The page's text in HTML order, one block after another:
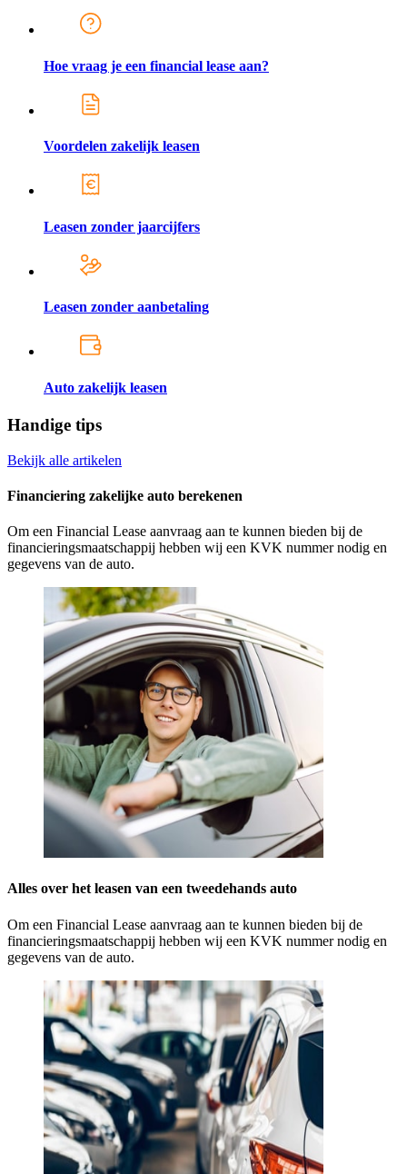
Hoe vraag je een financial lease aan?
Voordelen zakelijk leasen
Leasen zonder jaarcijfers
Leasen zonder aanbetaling
Auto zakelijk leasen
Handige tips
Bekijk alle artikelen
Financiering zakelijke auto berekenen
Om een Financial Lease aanvraag aan te kunnen bieden bij de
financieringsmaatschappij hebben wij een KVK nummer nodig en
gegevens van de auto.
Alles over het leasen van een tweedehands auto
Om een Financial Lease aanvraag aan te kunnen bieden bij de
financieringsmaatschappij hebben wij een KVK nummer nodig en
gegevens van de auto.